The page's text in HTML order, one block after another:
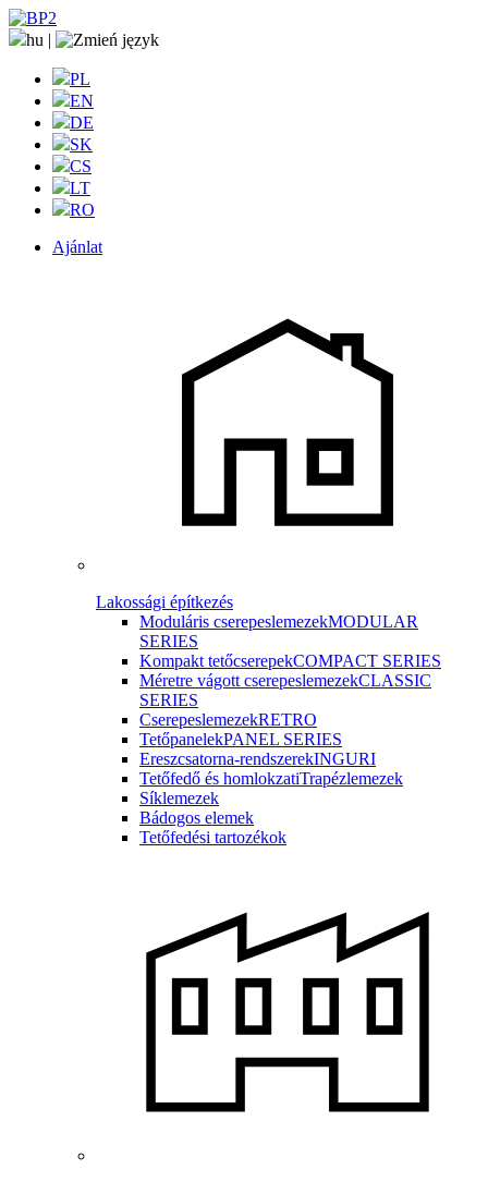
hu |
PL
EN
DE
SK
CS
LT
RO
Ajánlat
Lakossági építkezés
Moduláris cserepeslemezekMODULAR
SERIES
Kompakt tetőcserepekCOMPACT SERIES
Méretre vágott cserepeslemezekCLASSIC
SERIES
CserepeslemezekRETRO
TetőpanelekPANEL SERIES
Ereszcsatorna-rendszerekINGURI
Tetőfedő és homlokzatiTrapézlemezek
Síklemezek
Bádogos elemek
Tetőfedési tartozékok